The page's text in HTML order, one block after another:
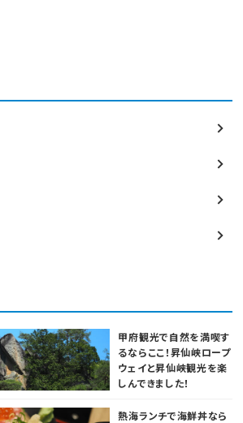
甲府観光で自然を満喫す
るならここ！昇仙峡ロープ
ウェイと昇仙峡観光を楽
しんできました！
熱海ランチで海鮮丼なら